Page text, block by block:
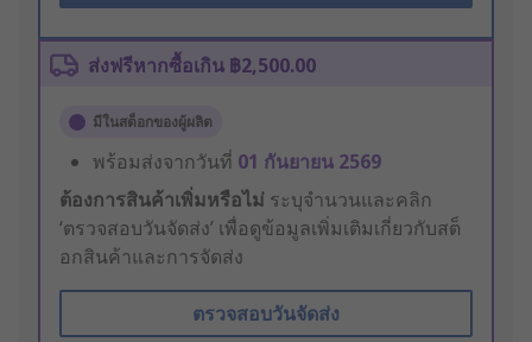
ส่งฟรีหากซื้อเกิน ฿2,500.00
มีในสต็อกของผู้ผลิต
พร้อมส่งจากวันที่ 01 กันยายน 2569
ต้องการสินค้าเพิ่มหรือไม่ ระบุจำนวนและคลิก
‘ตรวจสอบวันจัดส่ง’ เพื่อดูข้อมูลเพิ่มเติมเกี่ยวกับสต็
อกสินค้าและการจัดส่ง
ตรวจสอบวันจัดส่ง